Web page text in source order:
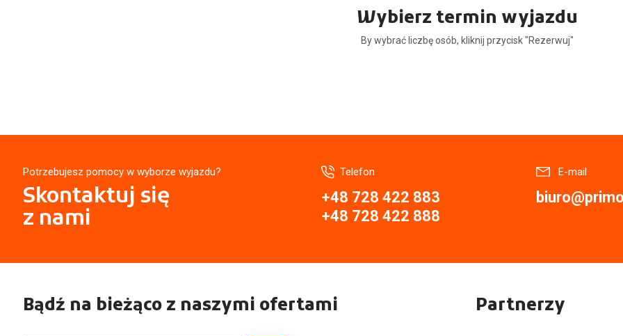
Wybierz termin wyjazdu
By wybrać liczbę osób, kliknij przycisk "Rezerwuj"
Potrzebujesz pomocy w wyborze wyjazdu?
Skontaktuj się
z nami
Telefon
+48 728 422 883
+48 728 422 888
E-mail
Bądź na bieżąco z naszymi ofertami Partnerzy